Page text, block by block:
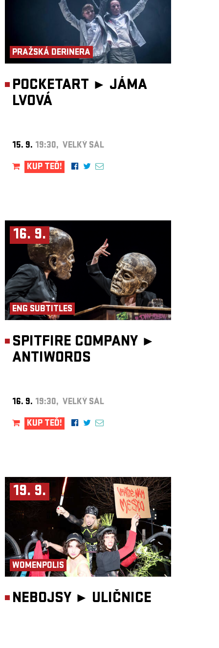
PRAŽSKÁ DERINERA
POCKETART ► JÁMA
LVOVÁ
15. 9. 19:30, VELKÝ SÁL
KUP TEĎ!
16. 9.
ENG SUBTITLES
SPITFIRE COMPANY ►
ANTIWORDS
16. 9. 19:30, VELKÝ SÁL
KUP TEĎ!
19. 9.
WOMENPOLIS
NEBOJSY ► ULIČNICE